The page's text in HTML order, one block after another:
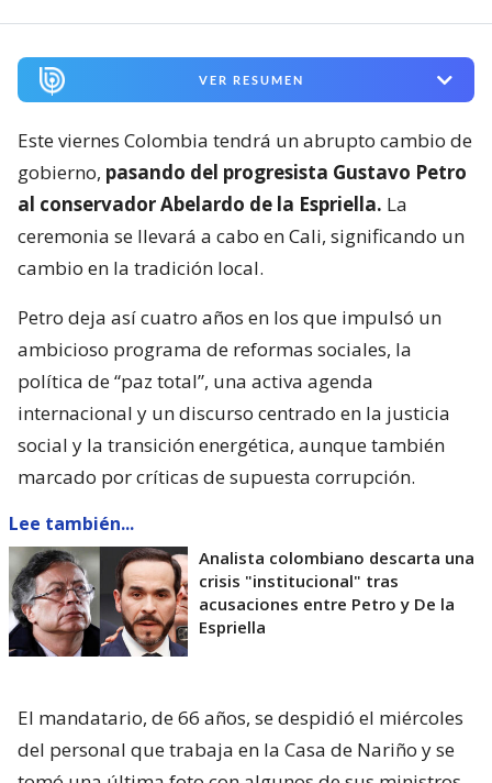
VER RESUMEN
Este viernes Colombia tendrá un abrupto cambio de
gobierno, pasando del progresista Gustavo Petro
al conservador Abelardo de la Espriella. La
ceremonia se llevará a cabo en Cali, significando un
cambio en la tradición local.
Petro deja así cuatro años en los que impulsó un
ambicioso programa de reformas sociales, la
política de “paz total”, una activa agenda
internacional y un discurso centrado en la justicia
social y la transición energética, aunque también
marcado por críticas de supuesta corrupción.
Lee también...
Analista colombiano descarta una
crisis "institucional" tras
acusaciones entre Petro y De la
Espriella
El mandatario, de 66 años, se despidió el miércoles
del personal que trabaja en la Casa de Nariño y se